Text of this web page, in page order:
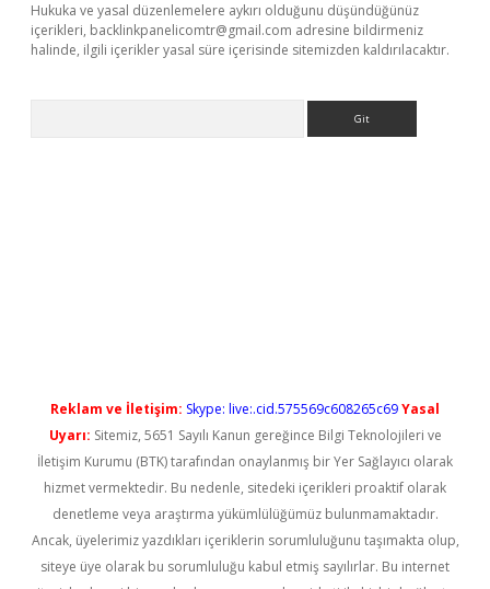
Hukuka ve yasal düzenlemelere aykırı olduğunu düşündüğünüz
içerikleri, backlinkpanelicomtr@gmail.com adresine bildirmeniz
halinde, ilgili içerikler yasal süre içerisinde sitemizden kaldırılacaktır.
Reklam ve İletişim: Skype: live:.cid.575569c608265c69Yasal
Uyarı: Sitemiz, 5651 Sayılı Kanun gereğince Bilgi Teknolojileri ve
İletişim Kurumu (BTK) tarafından onaylanmış bir Yer Sağlayıcı olarak
hizmet vermektedir. Bu nedenle, sitedeki içerikleri proaktif olarak
denetleme veya araştırma yükümlülüğümüz bulunmamaktadır.
Ancak, üyelerimiz yazdıkları içeriklerin sorumluluğunu taşımakta olup,
siteye üye olarak bu sorumluluğu kabul etmiş sayılırlar. Bu internet